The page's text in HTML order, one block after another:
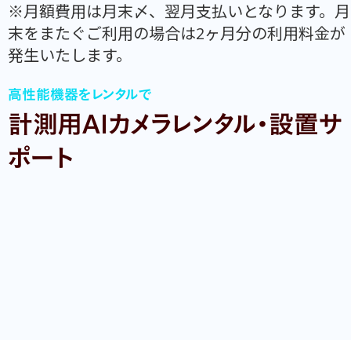
※月額費用は月末〆、翌月支払いとなります。月
末をまたぐご利用の場合は2ヶ月分の利用料金が
発生いたします。
高性能機器をレンタルで
計測用AIカメラレンタル・設置サ
ポート